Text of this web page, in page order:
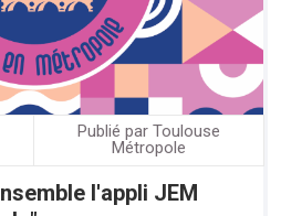
Publié par Toulouse
Métropole
l'appli JEM